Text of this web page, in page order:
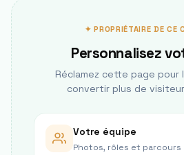
✦ PROPRIÉTAIRE DE CE
Personnalisez
Réclamez cette page
convertir plus de
Votre équipe
Photos, rôles et parcours